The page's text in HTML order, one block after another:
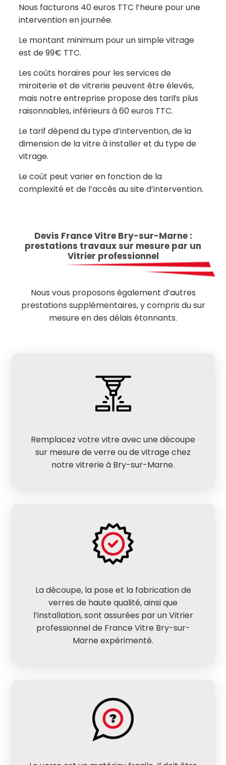
Nous facturons 40 euros TTC l’heure pour une
intervention en journée.
Le montant minimum pour un simple vitrage
est de 99€ TTC.
Les coûts horaires pour les services de
miroiterie et de vitrerie peuvent être élevés,
mais notre entreprise propose des tarifs plus
raisonnables, inférieurs à 60 euros TTC.
Le tarif dépend du type d’intervention, de la
dimension de la vitre à installer et du type de
vitrage.
Le coût peut varier en fonction de la
complexité et de l’accès au site d’intervention.
Devis France Vitre Bry-sur-Marne :
prestations travaux sur mesure par un
Vitrier professionnel
Nous vous proposons également d’autres
prestations supplémentaires, y compris du sur
mesure en des délais étonnants.
Remplacez votre vitre avec une découpe
sur mesure de verre ou de vitrage chez
notre vitrerie à Bry-sur-Marne.
La découpe, la pose et la fabrication de
verres de haute qualité, ainsi que
l’installation, sont assurées par un Vitrier
professionnel de France Vitre Bry-sur-
Marne expérimenté.